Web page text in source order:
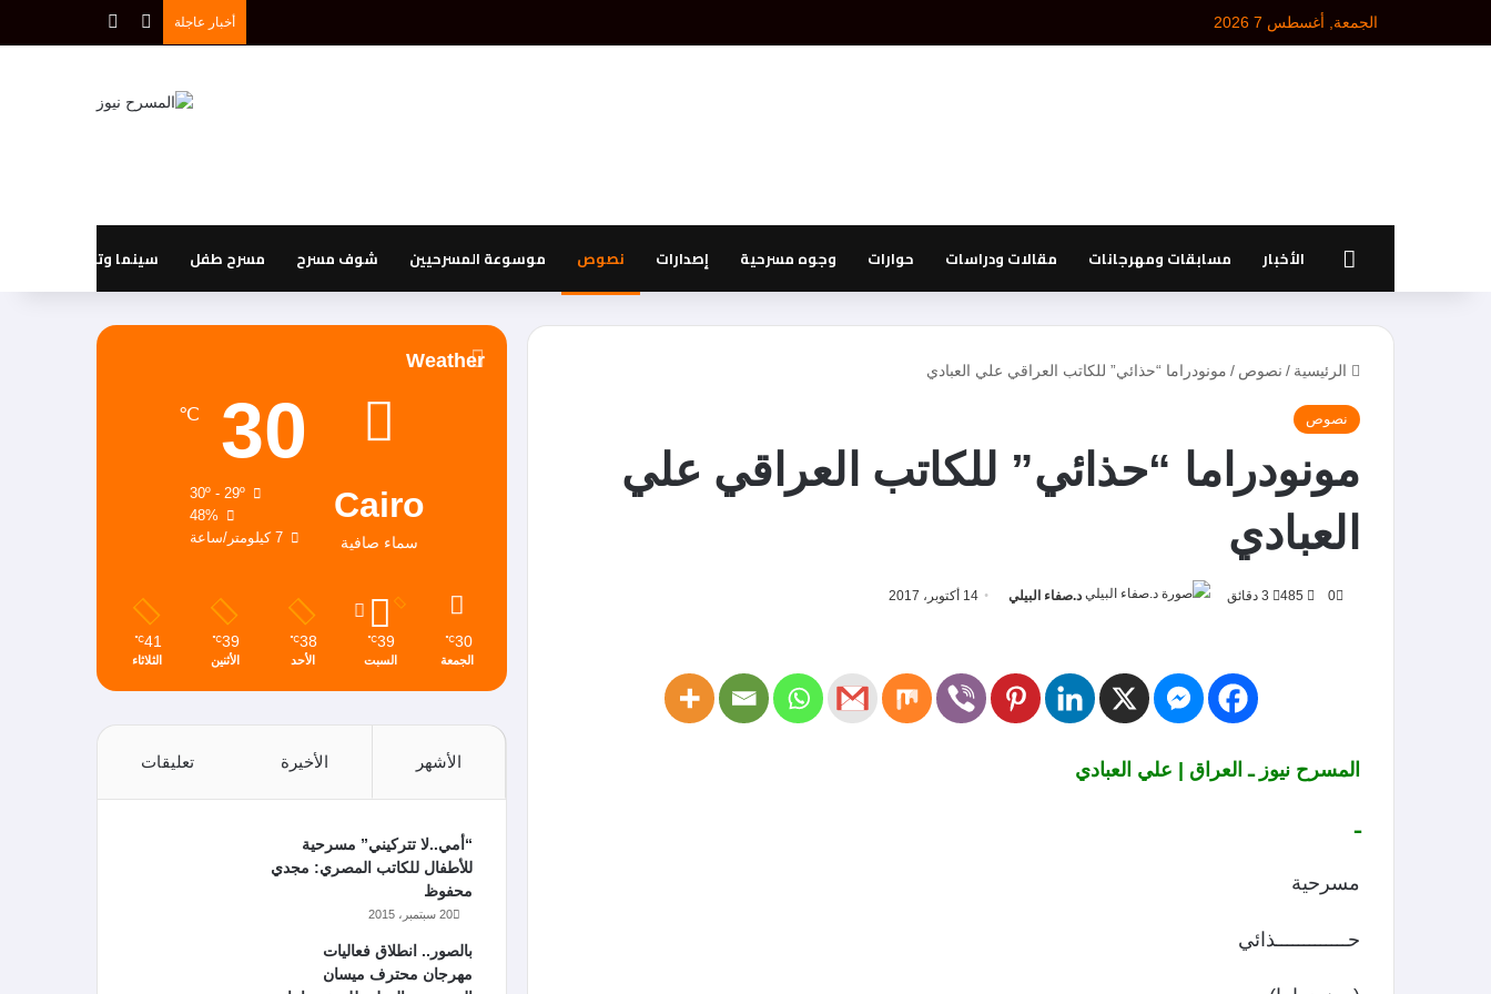
الجمعة, أغسطس 7 2026 أخبار عاجلة إضافة عمود جانبي
الرئيسيةالأخبار مسابقات ومهرجانات مقالات ودراسات حوارات وجوه مسرحية إصدارات نصوص موسوعة المسرحيين شوف مسرح مسرح طفل سينما وتليفزيون
الرئيسية / نصوص / مونودراما “حذائي” للكاتب العراقي علي العبادي
نصوص
مونودراما “حذائي” للكاتب العراقي علي
العبادي
د.صفاء البيلي 14 أكتوبر، 2017 0
المسرح نيوز ـ العراق | علي العبادي
ـ
مسرحية
حـــــــــــــذائي
Weather
Cairo
سماء صافية
30
℃
30º - 29º
48%
7 كيلومتر/ساعة
30
℃
الجمعة
39
℃
السبت
38
℃
الأحد
39
℃
الأثنين
41
℃
الثلاثاء
الأشهر الأخيرة تعليقات
“أمي..لا تتركيني” مسرحية
للأطفال للكاتب المصري: مجدي
محفوظ
20 سبتمبر، 2015
بالصور.. انطلاق فعاليات
مهرجان محترف ميسان